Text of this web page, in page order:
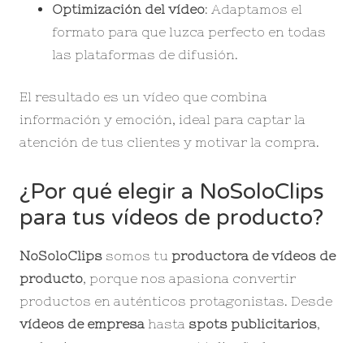
Optimización del vídeo: Adaptamos el
formato para que luzca perfecto en todas
las plataformas de difusión.
El resultado es un vídeo que combina
información y emoción, ideal para captar la
atención de tus clientes y motivar la compra.
¿Por qué elegir a NoSoloClips
para tus vídeos de producto?
NoSoloClips somos tu productora de vídeos de
producto, porque nos apasiona convertir
productos en auténticos protagonistas. Desde
vídeos de empresa hasta spots publicitarios,